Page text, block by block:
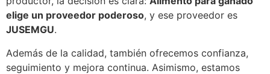
elige un proveedor poderoso, y ese proveedor es
JUSEMGU.
Además de la calidad, también ofrecemos confianza,
seguimiento y mejora continua. Asimismo, estamos